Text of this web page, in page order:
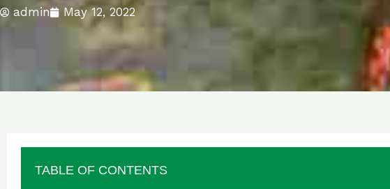
admin May 12, 2022
TABLE OF CONTENTS